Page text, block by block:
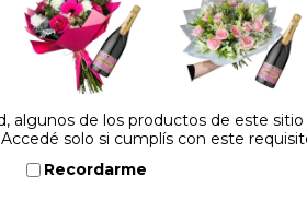
Dejá tu opinión
$ 149.000 13% OFF
algunos de los productos de este
solo si cumplís con este
Recordarme